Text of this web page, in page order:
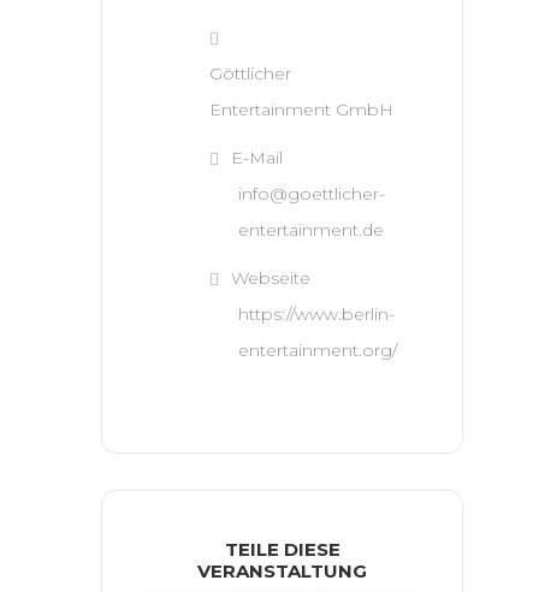
Göttlicher
Entertainment GmbH
E-Mail
info@goettlicher-
entertainment.de
Webseite
https://www.berlin-
entertainment.org/
TEILE DIESE
VERANSTALTUNG